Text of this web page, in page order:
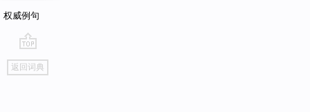
权威例句
go
top
返回词典